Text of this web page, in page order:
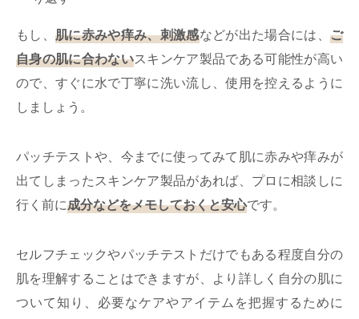
もし、 肌に赤みや痒み、刺激感などが出た場合には、ご
自身の肌に合わないスキンケア製品である可能性が高い
ので、すぐに水で丁寧に洗い流し、使用を控えるように
しましょう。
パッチテストや、今までに使ってみて肌に赤みや痒みが
出てしまったスキンケア製品があれば、プロに相談しに
行く前に成分などをメモしておくと安心です。
セルフチェックやパッチテストだけでもある程度自分の
肌を理解することはできますが、より詳しく自分の肌に
ついて知り、必要なケアやアイテムを把握するために